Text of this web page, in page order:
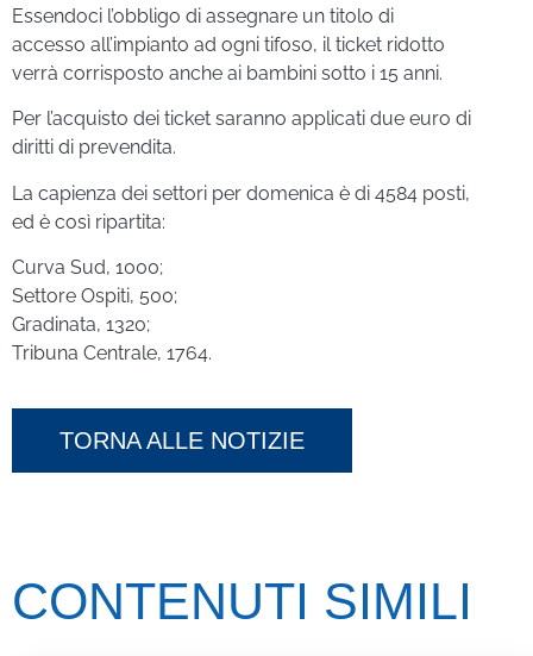
Essendoci l’obbligo di assegnare un titolo di
accesso all’impianto ad ogni tifoso, il ticket ridotto
verrà corrisposto anche ai bambini sotto i 15 anni.
Per l’acquisto dei ticket saranno applicati due euro di
diritti di prevendita.
La capienza dei settori per domenica è di 4584 posti,
ed è così ripartita:
Curva Sud, 1000;
Settore Ospiti, 500;
Gradinata, 1320;
Tribuna Centrale, 1764.
TORNA ALLE NOTIZIE
CONTENUTI SIMILI